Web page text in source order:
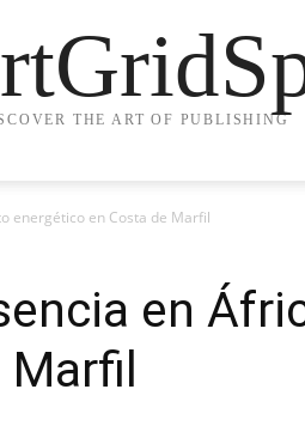
THE ART OF PUBLISHING
energético en Costa de Marfil
en